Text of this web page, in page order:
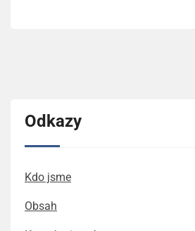
Odkazy
Kdo jsme
Obsah